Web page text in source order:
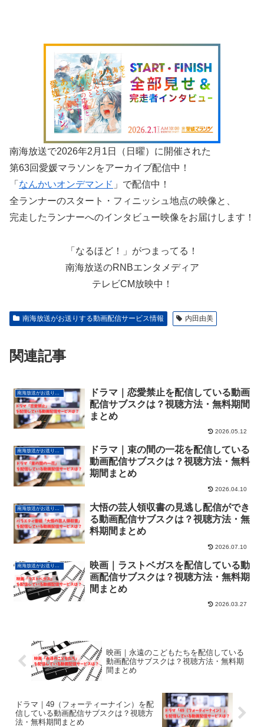
南海放送で2026年2月1日（日曜）に開催された
第63回愛媛マラソンをアーカイブ配信中！
「 なんかいオンデマンド 」で配信中！
全ランナーのスタート・フィニッシュ地点の映像と、
完走したランナーへのインタビュー映像をお届けします！
「なるほど！」がつまってる！
南海放送のRNBエンタメディア
テレビCM放映中！
南海放送がお送りする動画配信サービス情報 内田由美
関連記事
南海放送がお送りする動画配信サービス情報
ドラマ｜恋愛禁止を配信している動画
配信サブスクは？視聴方法・無料期間
まとめ
2026.05.12
南海放送がお送りする動画配信サービス情報
ドラマ｜束の間の一花を配信している
動画配信サブスクは？視聴方法・無料
期間まとめ
2026.04.10
大悟の芸人領収書の見逃し配信ができ
る動画配信サブスクは？視聴方法・無
料期間まとめ
2026.07.10
南海放送がお送りする動画配信サービス情報
映画｜ラストベガスを配信している動
画配信サブスクは？視聴方法・無料期
間まとめ
2026.03.27
映画｜永遠のこどもたちを配信している
動画配信サブスクは？視聴方法・無料期
間まとめ
ドラマ｜49（フォーティーナイン）を配
信している動画配信サブスクは？視聴方
法・無料期間まとめ